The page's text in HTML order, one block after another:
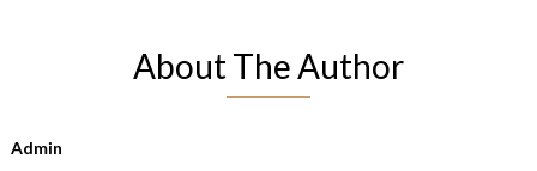
About The Author
Admin